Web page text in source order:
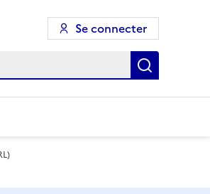
Se connecter